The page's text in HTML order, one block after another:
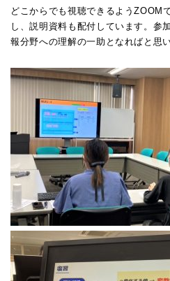
どこからでも視聴できるようZOOM
し、説明資料も配付しています。参
報分野への理解の一助となればと思い